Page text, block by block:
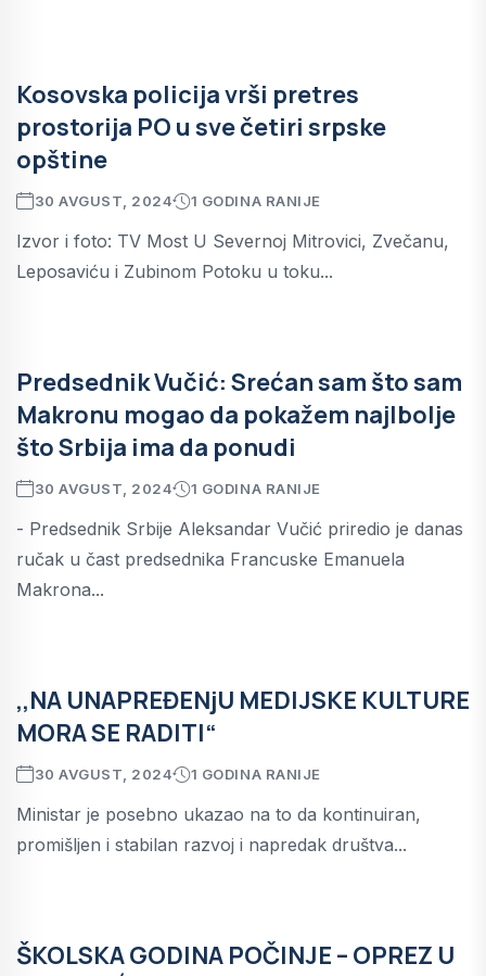
Kosovska policija vrši pretres
prostorija PO u sve četiri srpske
opštine
30 AVGUST, 2024 1 GODINA RANIJE
Izvor i foto: TV Most U Severnoj Mitrovici, Zvečanu,
Leposaviću i Zubinom Potoku u toku...
Predsednik Vučić: Srećan sam što sam
Makronu mogao da pokažem najlbolje
što Srbija ima da ponudi
30 AVGUST, 2024 1 GODINA RANIJE
- Predsednik Srbije Aleksandar Vučić priredio je danas
ručak u čast predsednika Francuske Emanuela
Makrona...
,,NA UNAPREĐENjU MEDIJSKE KULTURE
MORA SE RADITI“
30 AVGUST, 2024 1 GODINA RANIJE
Ministar je posebno ukazao na to da kontinuiran,
promišljen i stabilan razvoj i napredak društva...
ŠKOLSKA GODINA POČINJE – OPREZ U